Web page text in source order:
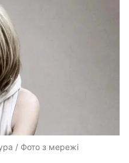
/ Фото з мережі